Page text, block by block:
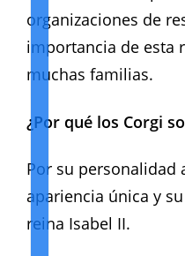
organizaciones de
importancia de esta
muchas familias.
¿Por qué los Corgi
Por su personalidad
apariencia única y
reina Isabel II.